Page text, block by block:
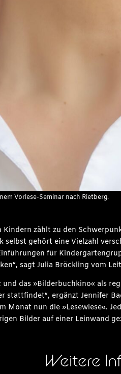
Vorlese-Seminar nach Rietberg.
zählt zu den
gehört eine Vielzahl
für
sagt Julia Bröckling vom
das »Bilderbuchkino« als
stattfindet“, ergänzt Jennifer
Monat nun die »Lesewiese«.
Bilder auf einer Leinwand
Weitere